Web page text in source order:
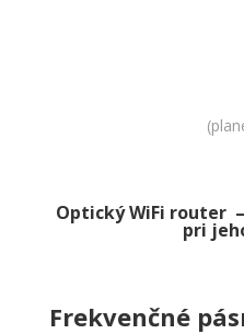
Optický WiFi router
pri
Frekvenčné